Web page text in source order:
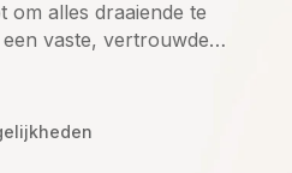
om alles draaiende te
vaste, vertrouwde…